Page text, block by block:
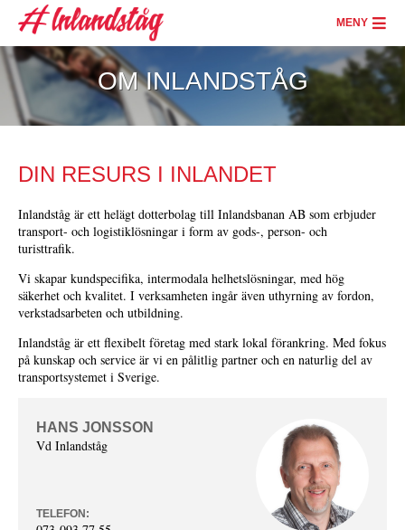
Hoppa
MENY
OM INLANDSTÅG
DIN RESURS I INLANDET
Inlandståg är ett helägt dotterbolag till Inlandsbanan AB som erbjuder
transport- och logistiklösningar i form av gods-, person- och
turisttrafik.
Vi skapar kundspecifika, intermodala helhetslösningar, med hög
säkerhet och kvalitet. I verksamheten ingår även uthyrning av fordon,
verkstadsarbeten och utbildning.
Inlandståg är ett flexibelt företag med stark lokal förankring. Med fokus
på kunskap och service är vi en pålitlig partner och en naturlig del av
transportsystemet i Sverige.
HANS JONSSON
Vd Inlandståg
TELEFON: